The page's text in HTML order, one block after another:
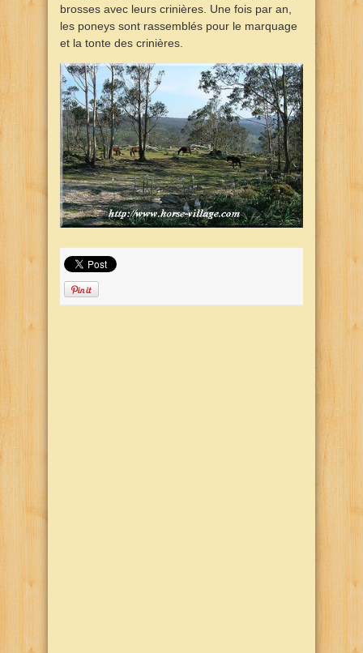
brosses avec leurs crinières. Une fois par an,
les poneys sont rassemblés pour le marquage
et la tonte des crinières.